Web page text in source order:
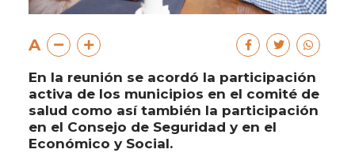
A
En la reunión se acordó la participación
activa de los municipios en el comité de
salud como así también la participación
en el Consejo de Seguridad y en el
Económico y Social.